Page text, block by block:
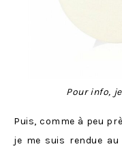
Pour info,
Puis, comme à peu
je me suis rendue